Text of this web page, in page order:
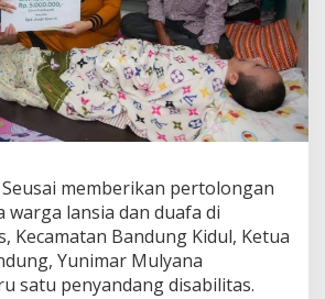
n
d
r
i
P
e
o
e
h
i
a
y
memberikan pertolongan
warga lansia dan duafa di
Kecamatan Bandung Kidul, Ketua
Yunimar Mulyana
satu penyandang disabilitas.